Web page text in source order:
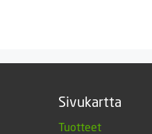
Sivukartta
Tuotteet